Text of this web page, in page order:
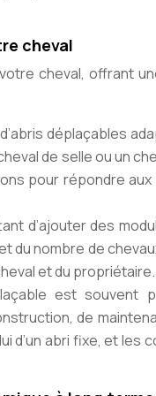
cheval
cheval, offrant
déplaçables
de selle ou un
pour répondre
d’ajouter des
du nombre de
et du propriétaire.
est souvent
de
d’un abri fixe, et les